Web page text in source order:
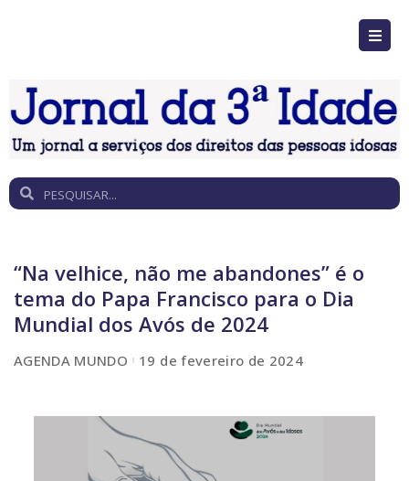
“Na velhice, não me abandones” é o
tema do Papa Francisco para o Dia
Mundial dos Avós de 2024
AGENDA MUNDO 19 de fevereiro de 2024